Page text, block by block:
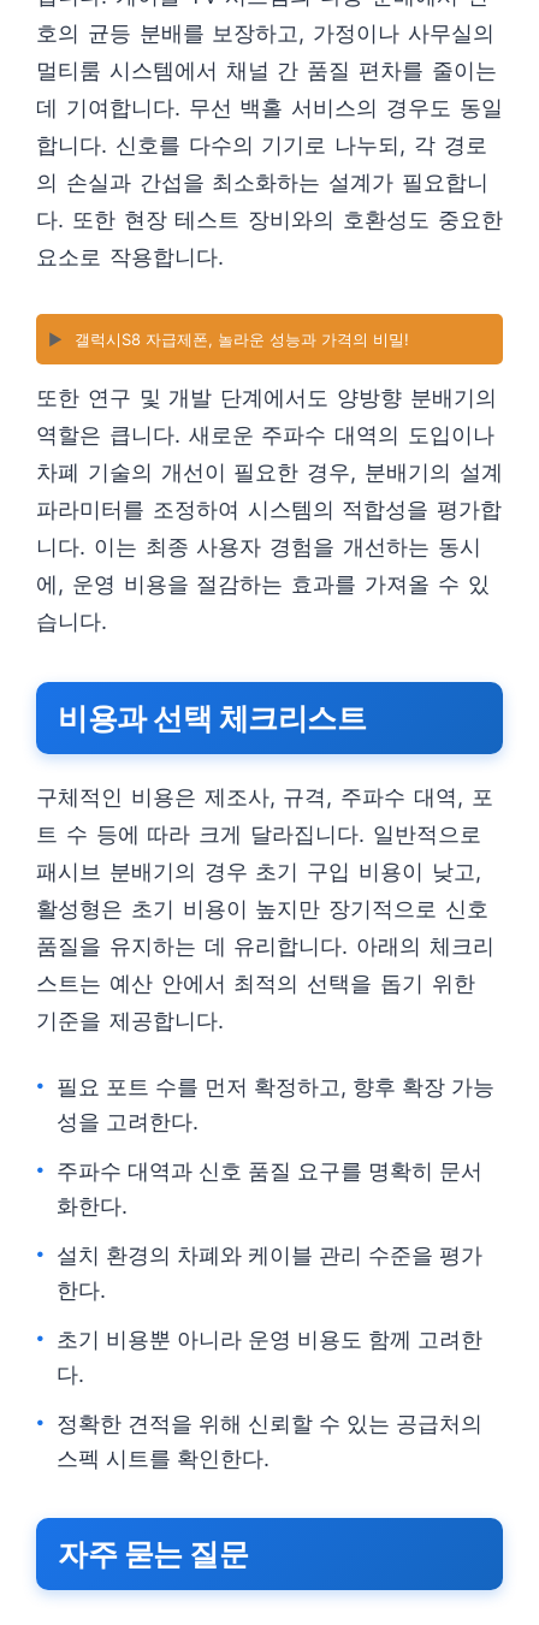
호의 균등 분배를 보장하고, 가정이나 사무실의
멀티룸 시스템에서 채널 간 품질 편차를 줄이는
데 기여합니다. 무선 백홀 서비스의 경우도 동일
합니다. 신호를 다수의 기기로 나누되, 각 경로
의 손실과 간섭을 최소화하는 설계가 필요합니
다. 또한 현장 테스트 장비와의 호환성도 중요한
요소로 작용합니다.
▶️ 갤럭시S8 자급제폰, 놀라운 성능과 가격의 비밀!
또한 연구 및 개발 단계에서도 양방향 분배기의
역할은 큽니다. 새로운 주파수 대역의 도입이나
차폐 기술의 개선이 필요한 경우, 분배기의 설계
파라미터를 조정하여 시스템의 적합성을 평가합
니다. 이는 최종 사용자 경험을 개선하는 동시
에, 운영 비용을 절감하는 효과를 가져올 수 있
습니다.
비용과 선택 체크리스트
구체적인 비용은 제조사, 규격, 주파수 대역, 포
트 수 등에 따라 크게 달라집니다. 일반적으로
패시브 분배기의 경우 초기 구입 비용이 낮고,
활성형은 초기 비용이 높지만 장기적으로 신호
품질을 유지하는 데 유리합니다. 아래의 체크리
스트는 예산 안에서 최적의 선택을 돕기 위한
기준을 제공합니다.
필요 포트 수를 먼저 확정하고, 향후 확장 가능
성을 고려한다.
주파수 대역과 신호 품질 요구를 명확히 문서
화한다.
설치 환경의 차폐와 케이블 관리 수준을 평가
한다.
초기 비용뿐 아니라 운영 비용도 함께 고려한
다.
정확한 견적을 위해 신뢰할 수 있는 공급처의
스펙 시트를 확인한다.
자주 묻는 질문